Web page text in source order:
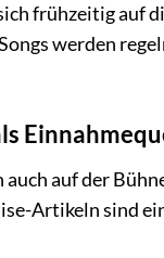
frühzeitig auf
werden
auf der
Artikeln sind